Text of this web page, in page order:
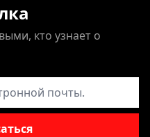
кто узнает о